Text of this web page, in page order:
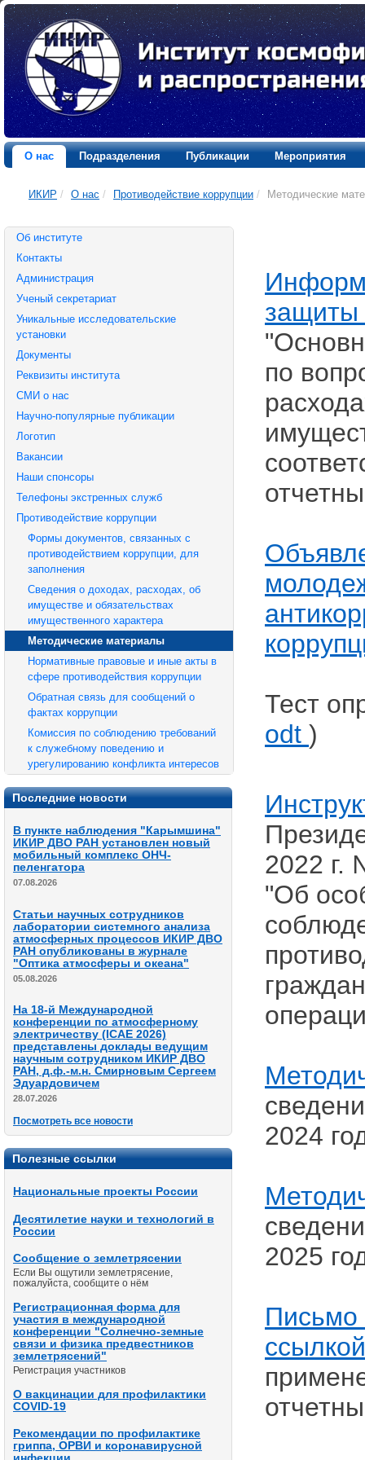
О нас Подразделения Публикации Мероприятия
ИКИР / О нас / Противодействие коррупции / Методические
Об институте
Контакты
Администрация
Ученый секретариат
Уникальные исследовательские
установки
Документы
Реквизиты института
СМИ о нас
Научно-популярные публикации
Логотип
Вакансии
Наши спонсоры
Телефоны экстренных служб
Противодействие коррупции
Формы документов, связанных с
противодействием коррупции, для
заполнения
Сведения о доходах, расходах, об
имуществе и обязательствах
имущественного характера
Методические материалы
Нормативные правовые и иные акты в
сфере противодействия коррупции
Обратная связь для сообщений о
фактах коррупции
Комиссия по соблюдению требований
к служебному поведению и
урегулированию конфликта интересов
Последние новости
В пункте наблюдения "Карымшина"
ИКИР ДВО РАН установлен новый
мобильный комплекс ОНЧ-
пеленгатора
07.08.2026
Статьи научных сотрудников
лаборатории системного анализа
атмосферных процессов ИКИР ДВО
РАН опубликованы в журнале
"Оптика атмосферы и океана"
05.08.2026
На 18-й Международной
конференции по атмосферному
электричеству (ICAE 2026)
представлены доклады ведущим
научным сотрудником ИКИР ДВО
РАН, д.ф.-м.н. Смирновым Сергеем
Эдуардовичем
28.07.2026
Посмотреть все новости
Полезные ссылки
Национальные проекты России
Десятилетие науки и технологий в
России
Сообщение о землетрясении
Если Вы ощутили землетрясение,
пожалуйста, сообщите о нём
Регистрационная форма для
участия в международной
конференции "Солнечно-земные
связи и физика предвестников
землетрясений"
Регистрация участников
О вакцинации для профилактики
COVID-19
Рекомендации по профилактике
гриппа, ОРВИ и коронавирусной
защиты
по
Тест
odt)
2022 г.
"Об
2024
2025
Письмо